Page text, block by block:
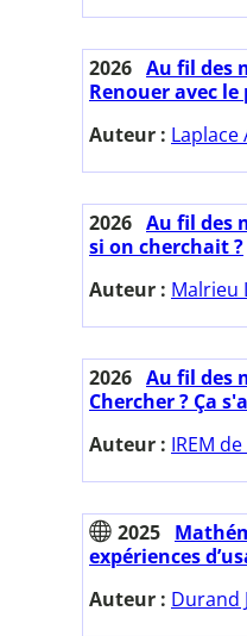
2026 Au fil des
Renouer avec
Auteur : Laplace
2026 Au fil des
si on cherchait ?
Auteur : Malrieu
2026 Au fil des
Chercher ? Ça
Auteur : IREM
2025
expériences
Auteur : Durand